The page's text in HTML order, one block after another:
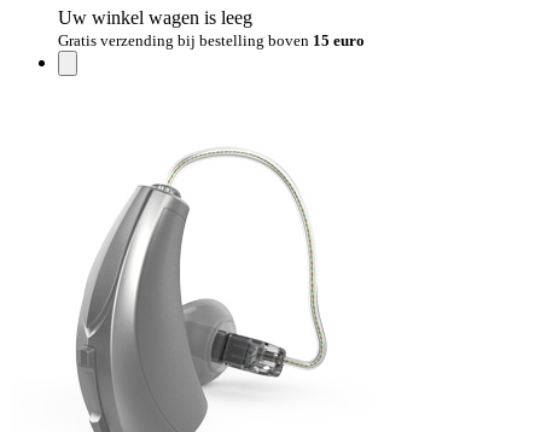
Uw winkel wagen is leeg
Gratis verzending bij bestelling boven 15 euro